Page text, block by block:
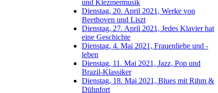
und Klezmermusik
Dienstag, 20. April 2021, Werke von
Beethoven und Liszt
Dienstag, 27. April 2021, Jedes Klavier hat
eine Geschichte
Dienstag, 4. Mai 2021, Frauenliebe und -
leben
Dienstag, 11. Mai 2021, Jazz, Pop und
Brazil-Klassiker
Dienstag, 18. Mai 2021, Blues mit Rihm &
Dühnfort